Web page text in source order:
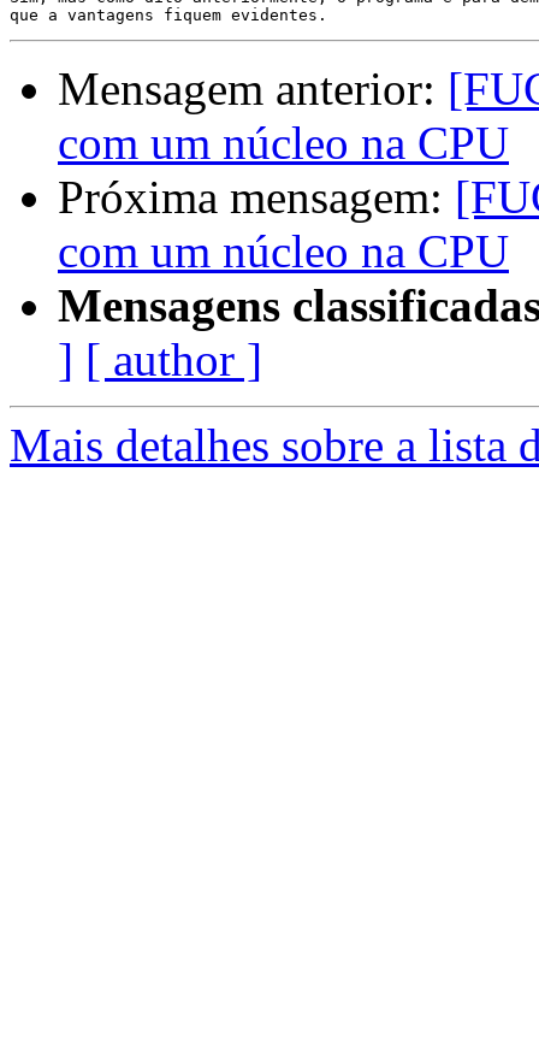
Mensagem anterior:
com um núcleo na CPU
Próxima mensagem:
com um núcleo na CPU
Mensagens
] [ author ]
Mais detalhes sobre a lista